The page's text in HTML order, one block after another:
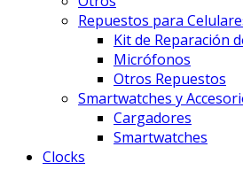
Repuestos para
Kit de Reparación
Micrófonos
Otros Repuestos
Smartwatches y
Cargadores
Smartwatches
Clocks